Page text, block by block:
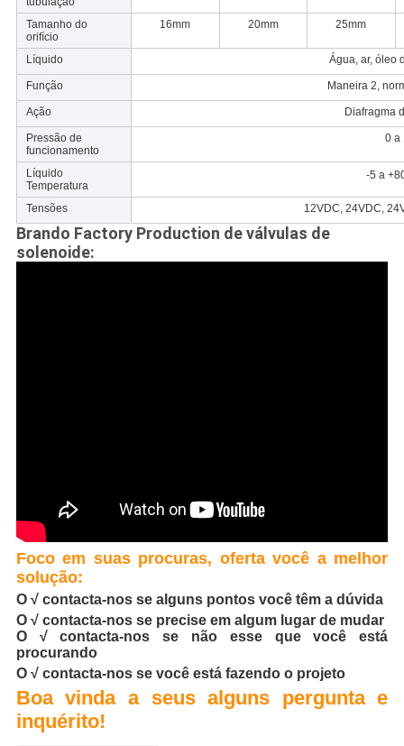
Tamanho do
orifício
16mm 20mm 25mm
Líquido Água, ar, óleo
Função Maneira 2,
Ação Diafragma
Pressão de
funcionamento
0 a
Líquido
Temperatura
-5 a
Tensões 12VDC, 24VDC,
Brando Factory Production de válvulas de
solenoide:
Foco em suas procuras, oferta você a melhor
solução:
O √ contacta-nos se alguns pontos você têm a dúvida
O √ contacta-nos se precise em algum lugar de mudar
O √ contacta-nos se não esse que você está
procurando
O √ contacta-nos se você está fazendo o projeto
Boa vinda a seus alguns pergunta e
inquérito!